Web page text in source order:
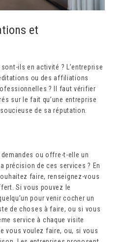
et
ils en activité ? L’entreprise
ou des affiliations
? Il faut vérifier
sur le fait qu’une entreprise
de sa réputation.
ou offre-t-elle un
précision de ces services ? En
faire, renseignez-vous
Si vous pouvez le
pour venir cocher un
de choses à faire, ou si vous
service à chaque visite
vous voulez faire, ou, si vous